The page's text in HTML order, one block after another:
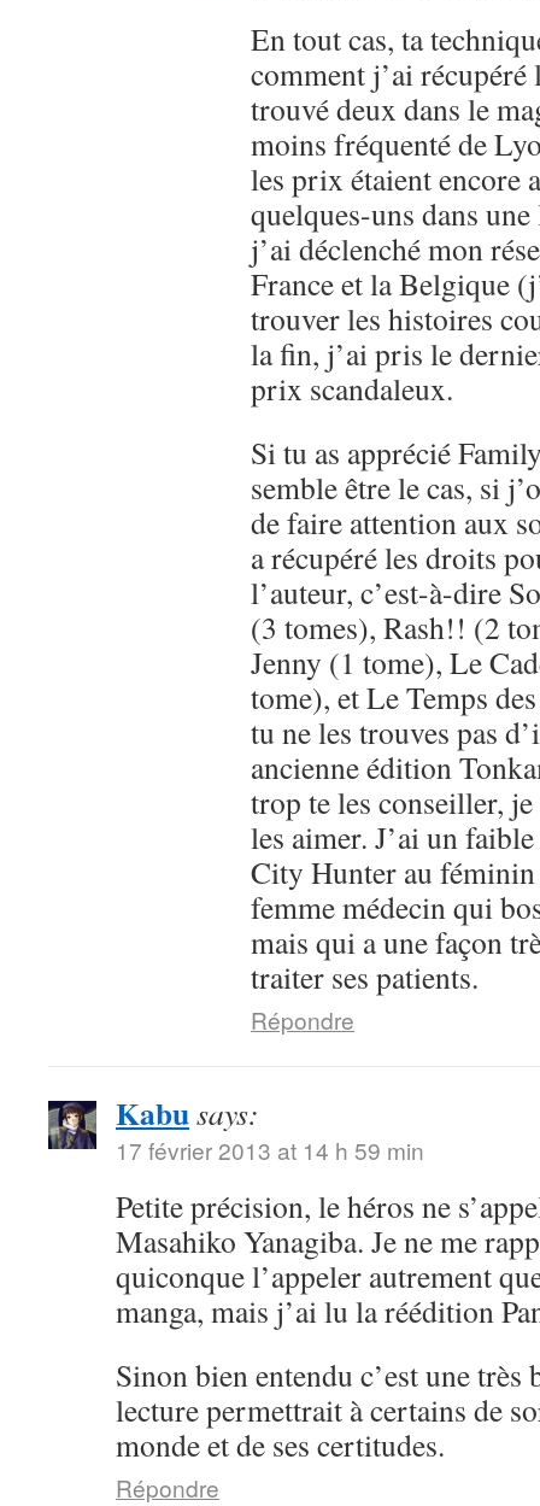
En tout cas, ta
comment j’ai
trouvé deux dans le
moins fréquenté de
les prix étaient encore
quelques-uns dans
j’ai déclenché mon
France et la Belgique
trouver les histoires
la fin, j’ai pris le
prix scandaleux.
Si tu as apprécié
semble être le cas, si
de faire attention aux
a récupéré les droits
l’auteur, c’est-à-dire
(3 tomes), Rash!! (2
Jenny (1 tome), Le
tome), et Le Temps
tu ne les trouves pas
ancienne édition
trop te les conseiller,
les aimer. J’ai un
City Hunter au
femme médecin qui
mais qui a une façon
traiter ses patients.
Répondre
Kabusays:
17 février 2013 at 14 h 59 min
Petite précision, le héros ne
Masahiko Yanagiba. Je ne me
quiconque l’appeler autrement
manga, mais j’ai lu la réédition
Sinon bien entendu c’est une très
lecture permettrait à certains de
monde et de ses certitudes.
Répondre